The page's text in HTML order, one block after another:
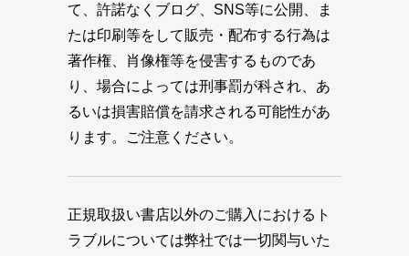
て、許諾なくブログ、SNS等に公開、ま
たは印刷等をして販売・配布する行為は
著作権、肖像権等を侵害するものであ
り、場合によっては刑事罰が科され、あ
るいは損害賠償を請求される可能性があ
ります。ご注意ください。
正規取扱い書店以外のご購入におけるト
ラブルについては弊社では一切関与いた